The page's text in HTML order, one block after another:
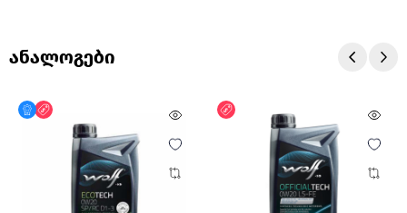
ანალოგები
მხოლოდ ონლაინ